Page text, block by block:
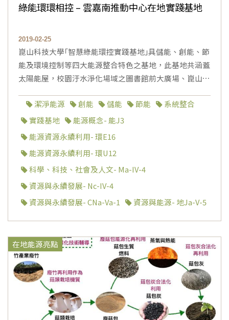
綠能環環相控 – 雲嘉南推動中心在地實踐基地
2019-02-25
崑山科技大學｢智慧綠能環控實踐基地｣具儲能、創能、節
能及環境控制等四大能源整合特色之基地，此基地共涵蓋
太陽能屋，校園汙水淨化場域之圖書館前大廣場、崑山⋯
潔淨能源 創能 儲能 節能
系統整合
實踐基地
能源概念- 能J3
能源資源永續利用- 環E16
能源資源永續利用- 環U12
科學、科技、社會及人文- Ma-IV-4
資源與永續發展- Nc-IV-4
資源與永續發展- CNa-Va-1
資源與能源- 地Ja-V-5
在地能源亮點